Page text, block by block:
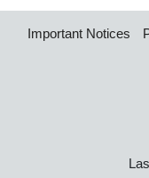
Important Notices